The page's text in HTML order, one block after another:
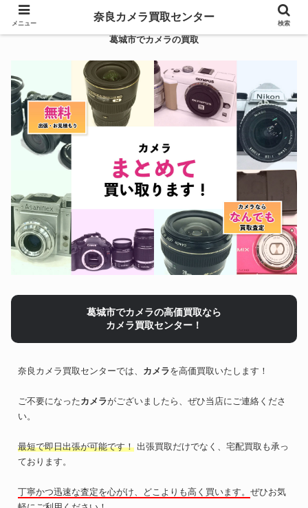
葛城市でカメラの買取
葛城市でカメラの高価買取なら
カメラ買取センター！
奈良カメラ買取センターでは、 カメラを高価買取いたします！
ご不要になったカメラがございましたら、ぜひ当店にご連絡くださ
い。
最短で即日出張が可能です！ 出張買取だけでなく、宅配買取も承っ
ております。
丁寧かつ迅速な査定を心がけ、どこよりも高く買います。 ぜひお気
メニュー
奈良カメラ買取センター
検索